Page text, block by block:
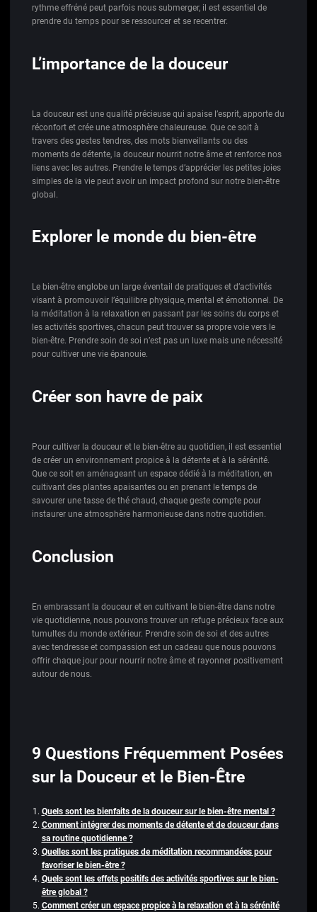
rythme effréné peut parfois nous submerger, il est essentiel de
prendre du temps pour se ressourcer et se recentrer.
L’importance de la douceur
La douceur est une qualité précieuse qui apaise l’esprit, apporte du
réconfort et crée une atmosphère chaleureuse. Que ce soit à
travers des gestes tendres, des mots bienveillants ou des
moments de détente, la douceur nourrit notre âme et renforce nos
liens avec les autres. Prendre le temps d’apprécier les petites joies
simples de la vie peut avoir un impact profond sur notre bien-être
global.
Explorer le monde du bien-être
Le bien-être englobe un large éventail de pratiques et d’activités
visant à promouvoir l’équilibre physique, mental et émotionnel. De
la méditation à la relaxation en passant par les soins du corps et
les activités sportives, chacun peut trouver sa propre voie vers le
bien-être. Prendre soin de soi n’est pas un luxe mais une nécessité
pour cultiver une vie épanouie.
Créer son havre de paix
Pour cultiver la douceur et le bien-être au quotidien, il est essentiel
de créer un environnement propice à la détente et à la sérénité.
Que ce soit en aménageant un espace dédié à la méditation, en
cultivant des plantes apaisantes ou en prenant le temps de
savourer une tasse de thé chaud, chaque geste compte pour
instaurer une atmosphère harmonieuse dans notre quotidien.
Conclusion
En embrassant la douceur et en cultivant le bien-être dans notre
vie quotidienne, nous pouvons trouver un refuge précieux face aux
tumultes du monde extérieur. Prendre soin de soi et des autres
avec tendresse et compassion est un cadeau que nous pouvons
offrir chaque jour pour nourrir notre âme et rayonner positivement
autour de nous.
9 Questions Fréquemment Posées
sur la Douceur et le Bien-Être
Quels sont les bienfaits de la douceur sur le bien-être mental ?
Comment intégrer des moments de détente et de douceur dans
sa routine quotidienne ?
Quelles sont les pratiques de méditation recommandées pour
favoriser le bien-être ?
Quels sont les effets positifs des activités sportives sur le bien-
être global ?
Comment créer un espace propice à la relaxation et à la sérénité